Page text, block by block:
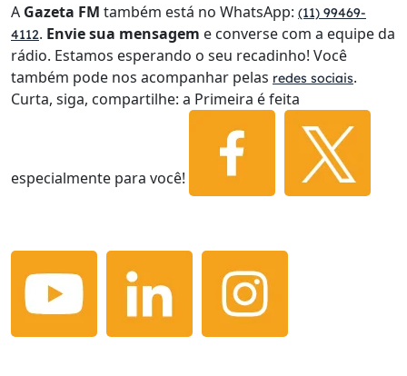
A Gazeta FM também está no WhatsApp: (11) 99469-
4112. Envie sua mensagem e converse com a equipe da
rádio. Estamos esperando o seu recadinho! Você
também pode nos acompanhar pelas redes sociais.
Curta, siga, compartilhe: a Primeira é feita
especialmente para você!